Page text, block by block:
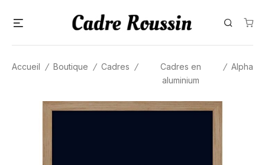
Search
Accueil / Boutique / Cadres /
Cadres en
aluminium
/ Alpha